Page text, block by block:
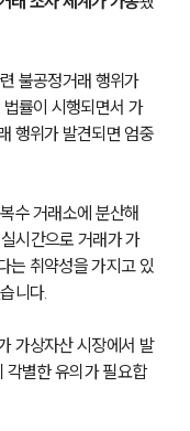
불공정거래 행위가
률이 시행되면서 가
행위가 발견되면 엄중
수 거래소에 분산해
시간으로 거래가 가
는 취약성을 가지고 있
니다.
가상자산 시장에서 발
각별한 유의가 필요합